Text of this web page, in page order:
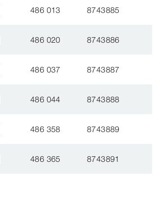
486 013 8743885
486 020 8743886
486 037 8743887
486 044 8743888
486 358 8743889
486 365 8743891